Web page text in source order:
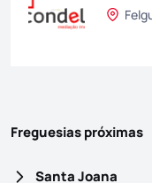
Freguesias próximas
Santa Joana